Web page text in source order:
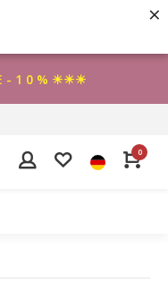
×
- 1 0 % ☀☀☀
0